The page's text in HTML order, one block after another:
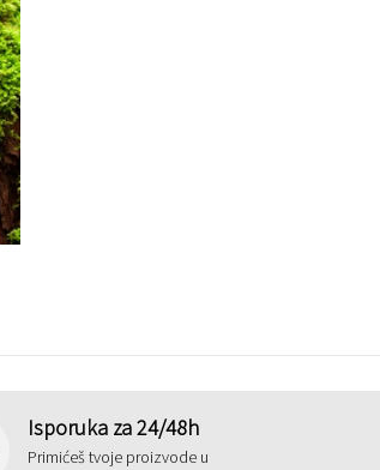
Isporuka za 24/48h
Primićeš tvoje proizvode u